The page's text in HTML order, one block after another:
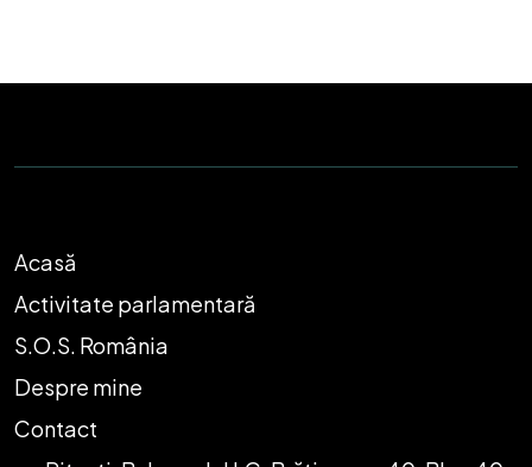
Acasă
Activitate parlamentară
S.O.S. România
Despre mine
Contact